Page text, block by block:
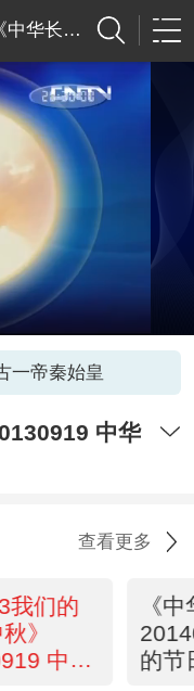
中华长歌行》
一帝秦始皇
中华
查看更多
我们的
》
中华
《
的节